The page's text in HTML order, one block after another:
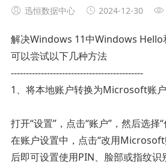
迅恒数据中心 2024-12-30
解决Windows 11中Windows Hello
可以尝试以下几种方法
--------------------------------------------
1、将本地账户转换为Microsoft账户‌
打开“设置”，点击“账户”，然后选择“
在账户设置中，点击“改用
后即可设置使用PIN、脸部或指纹识